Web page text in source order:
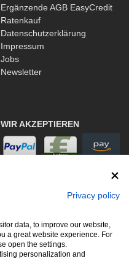
Ergänzende AGB EasyCredit
Ratenkauf
Datenschutzerklärung
Impressum
Jobs
Newsletter
WIR AKZEPTIEREN
Privacy policy
data, to improve our website,
a great website experience. For
open the settings.
personalization and